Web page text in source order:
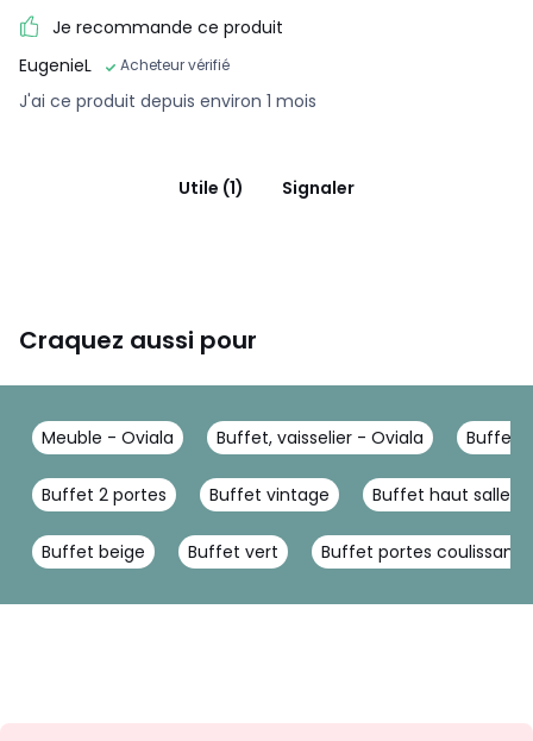
Je recommande ce produit
EugenieL
Acheteur vérifié
J'ai ce produit depuis environ 1 mois
Utile (1) Signaler
Craquez aussi pour
Meuble - Oviala Buffet, vaisselier - Oviala Buffet
Buffet 2 portes Buffet vintage Buffet haut salle à
Buffet beige Buffet vert Buffet portes